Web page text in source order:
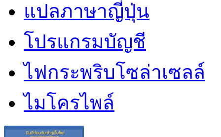
แปลภาษาญี่ปุ่น
โปรแกรมบัญชี
ไฟกระพริบโซล่าเซลล์
ไมโครไพล์